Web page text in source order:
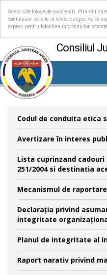
Acest site folosește cookie-uri. Prin
continuare pe site-ul www.cjarges.ro, vă
expres pentru folosirea informațiilor
Consiliul
Codul de conduita etica
Avertizare în interes
Lista cuprinzand
251/2004 si destinatia
Mecanismul de
Declaraţia privind
integritate
Planul de integritate al
Raport narativ privind